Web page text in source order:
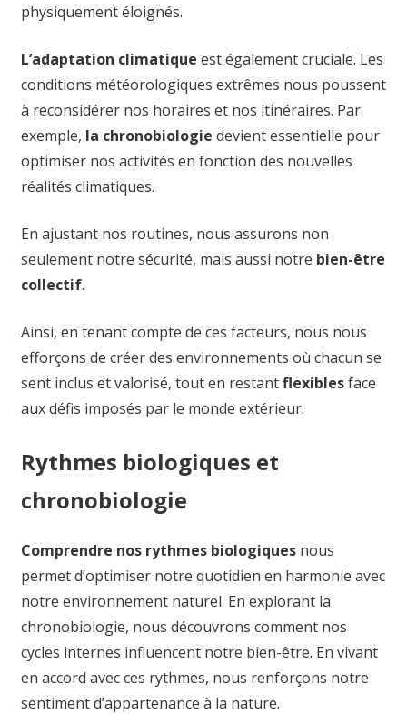
physiquement éloignés.
L’adaptation climatique est également cruciale. Les
conditions météorologiques extrêmes nous poussent
à reconsidérer nos horaires et nos itinéraires. Par
exemple, la chronobiologie devient essentielle pour
optimiser nos activités en fonction des nouvelles
réalités climatiques.
En ajustant nos routines, nous assurons non
seulement notre sécurité, mais aussi notre bien-être
collectif.
Ainsi, en tenant compte de ces facteurs, nous nous
efforçons de créer des environnements où chacun se
sent inclus et valorisé, tout en restantflexiblesface
aux défis imposés par le monde extérieur.
Rythmes biologiques et
chronobiologie
Comprendre nos rythmes biologiquesnous
permet d’optimiser notre quotidien en harmonie avec
notre environnement naturel. En explorant la
chronobiologie, nous découvrons comment nos
cycles internes influencent notre bien-être. En vivant
en accord avec ces rythmes, nous renforçons notre
sentiment d’appartenance à la nature.